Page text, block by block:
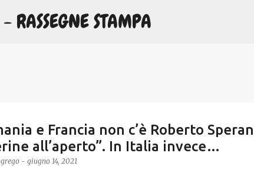
RASSEGNE STAMPA
e Francia non c’è Roberto
all’aperto”. In Italia invece…
- giugno 14, 2021